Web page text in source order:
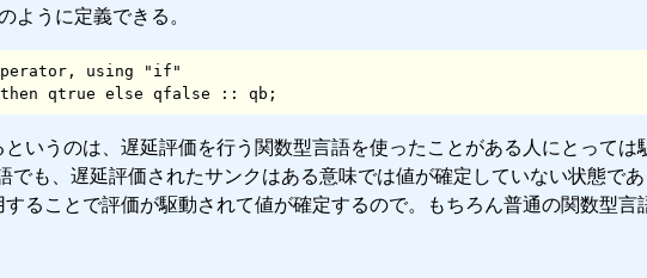
ように定義できる。
operator, using "if"
qtrue else qfalse :: qb;
いうのは、遅延評価を行う関数型言語を使ったことがある人にとっては
でも、遅延評価されたサンクはある意味では値が確定していない状態で
ることで評価が駆動されて値が確定するので。もちろん普通の関数型言